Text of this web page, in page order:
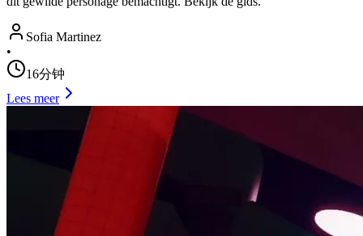
Sofia Martinez
•
16分钟
Lees meer